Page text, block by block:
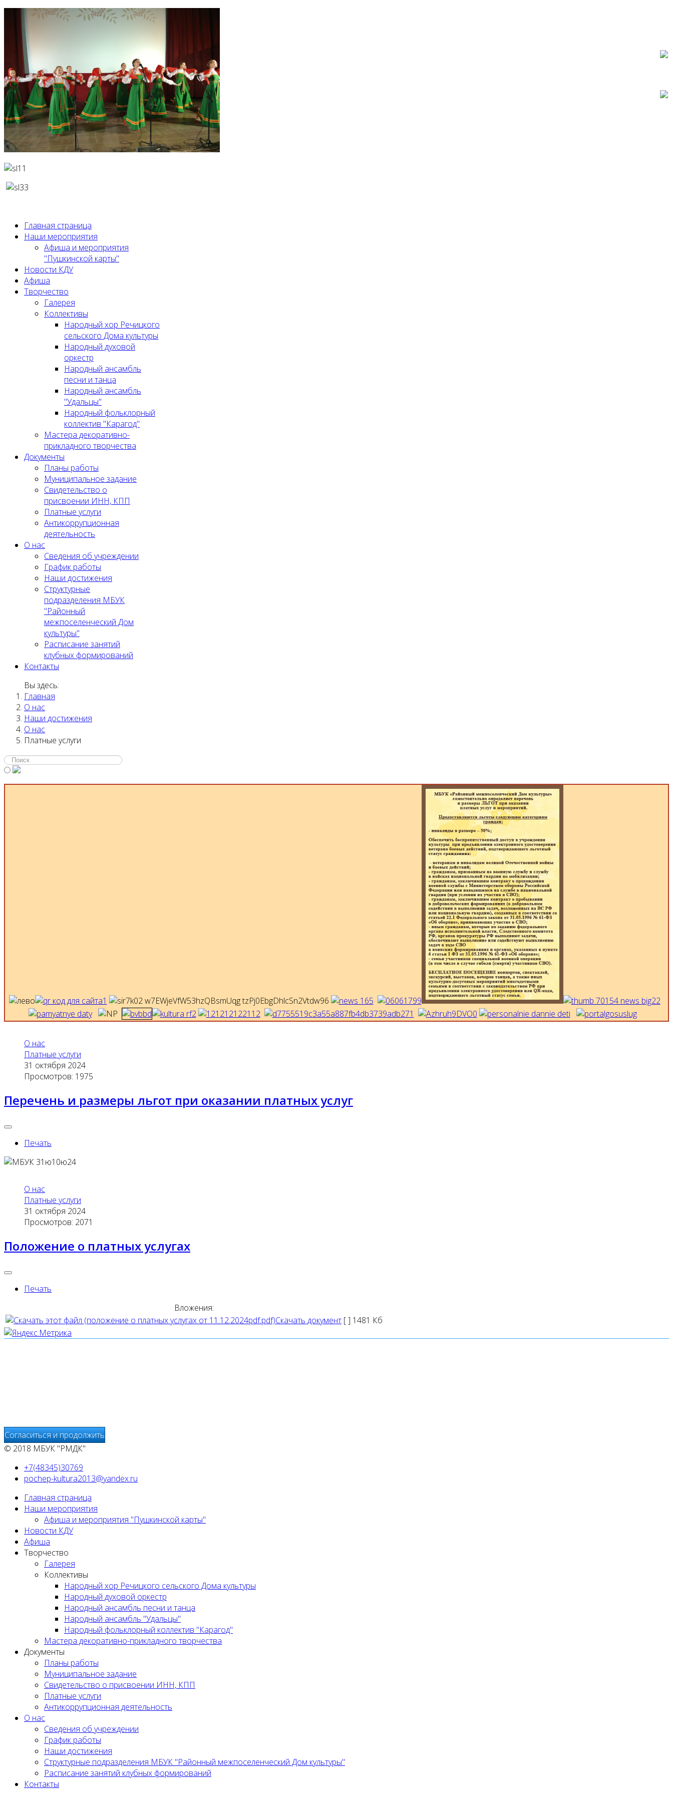
Главная страница
Наши мероприятия
Афиша и мероприятия
"Пушкинской карты"
Новости КДУ
Афиша
Творчество
Галерея
Коллективы
Народный хор Речицкого
сельского Дома культуры
Народный духовой
оркестр
Народный ансамбль
песни и танца
Народный ансамбль
"Удальцы"
Народный фольклорный
коллектив "Карагод"
Мастера декоративно-
прикладного творчества
Документы
Планы работы
Муниципальное задание
Cвидетельство о
присвоении ИНН, КПП
Платные услуги
Антикоррупционная
деятельность
О нас
Сведения об учреждении
График работы
Наши достижения
Структурные
подразделения МБУК
"Районный
межпоселенческий Дом
культуры"
Расписание занятий
клубных формирований
Контакты
Вы здесь:
Главная
О нас
Наши достижения
О нас
Платные услуги
О нас
Платные услуги
31 октября 2024
Просмотров: 1975
Перечень и размеры льгот при оказании платных услуг
Печать
О нас
Платные услуги
31 октября 2024
Просмотров: 2071
Положение о платных услугах
Печать
Вложения:
Скачать документ [ ] 1481 Кб
Согласиться и продолжить
© 2018 МБУК "РМДК"
+7(48345)30769
pochep-kultura2013@yandex.ru
Главная страница
Наши мероприятия
Афиша и мероприятия "Пушкинской карты"
Новости КДУ
Афиша
Творчество
Галерея
Коллективы
Народный хор Речицкого сельского Дома культуры
Народный духовой оркестр
Народный ансамбль песни и танца
Народный ансамбль "Удальцы"
Народный фольклорный коллектив "Карагод"
Мастера декоративно-прикладного творчества
Документы
Планы работы
Муниципальное задание
Cвидетельство о присвоении ИНН, КПП
Платные услуги
Антикоррупционная деятельность
О нас
Сведения об учреждении
График работы
Наши достижения
Структурные подразделения МБУК "Районный межпоселенческий Дом культуры"
Расписание занятий клубных формирований
Контакты